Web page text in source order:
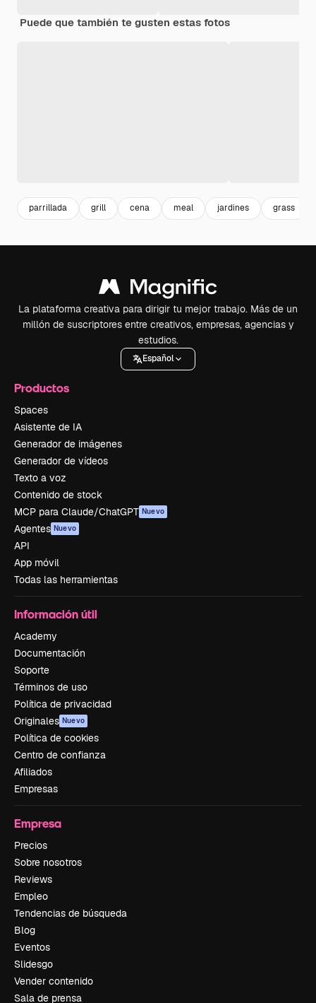
Puede que también te gusten estas fotos
parrillada grill cena meal jardines grass
La plataforma creativa para dirigir tu mejor trabajo. Más de un
millón de suscriptores entre creativos, empresas, agencias y
estudios.
Español
Productos
Spaces
Asistente de IA
Generador de imágenes
Generador de vídeos
Texto a voz
Contenido de stock
MCP para Claude/ChatGPT Nuevo
Agentes Nuevo
API
App móvil
Todas las herramientas
Información útil
Academy
Documentación
Soporte
Términos de uso
Política de privacidad
Originales Nuevo
Política de cookies
Centro de confianza
Afiliados
Empresas
Empresa
Precios
Sobre nosotros
Reviews
Empleo
Tendencias de búsqueda
Blog
Eventos
Slidesgo
Vender contenido
Sala de prensa